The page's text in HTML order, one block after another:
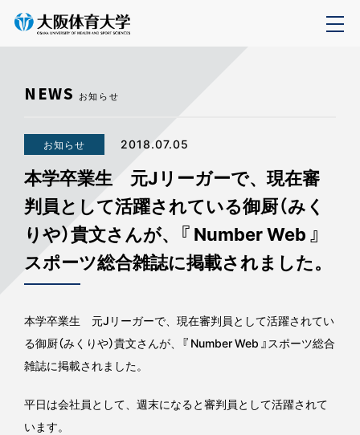
NEWS お知らせ
お知らせ 2018.07.05
本学卒業生 元Jリーガーで、現在審
判員として活躍されている御厨（みく
りや）貴文さんが、『 Number Web 』
スポーツ総合雑誌に掲載されました。
本学卒業生 元Jリーガーで、現在審判員として活躍されてい
る御厨（みくりや）貴文さんが、『 Number Web 』スポーツ総合
雑誌に掲載されました。
平日は会社員として、週末になると審判員として活躍されて
います。